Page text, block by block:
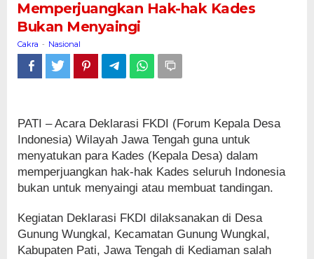
Hak-
hak
Kades
Bukan
Menyaingi
Memperjuangkan Hak-hak Kades
Bukan Menyaingi
Cakra - Nasional
PATI – Acara Deklarasi FKDI (Forum Kepala Desa
Indonesia) Wilayah Jawa Tengah guna untuk
menyatukan para Kades (Kepala Desa) dalam
memperjuangkan hak-hak Kades seluruh Indonesia
bukan untuk menyaingi atau membuat tandingan.
Kegiatan Deklarasi FKDI dilaksanakan di Desa
Gunung Wungkal, Kecamatan Gunung Wungkal,
Kabupaten Pati, Jawa Tengah di Kediaman salah